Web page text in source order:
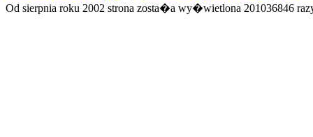
Od sierpnia roku 2002 strona zosta�a wy�wietlona 201036846